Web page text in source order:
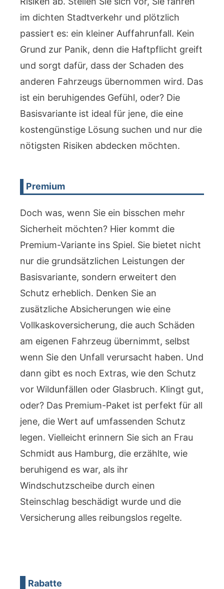
im dichten Stadtverkehr und plötzlich
passiert es: ein kleiner Auffahrunfall. Kein
Grund zur Panik, denn die Haftpflicht greift
und sorgt dafür, dass der Schaden des
anderen Fahrzeugs übernommen wird. Das
ist ein beruhigendes Gefühl, oder? Die
Basisvariante ist ideal für jene, die eine
kostengünstige Lösung suchen und nur die
nötigsten Risiken abdecken möchten.
Premium
Doch was, wenn Sie ein bisschen mehr
Sicherheit möchten? Hier kommt die
Premium-Variante ins Spiel. Sie bietet nicht
nur die grundsätzlichen Leistungen der
Basisvariante, sondern erweitert den
Schutz erheblich. Denken Sie an
zusätzliche Absicherungen wie eine
Vollkaskoversicherung, die auch Schäden
am eigenen Fahrzeug übernimmt, selbst
wenn Sie den Unfall verursacht haben. Und
dann gibt es noch Extras, wie den Schutz
vor Wildunfällen oder Glasbruch. Klingt gut,
oder? Das Premium-Paket ist perfekt für all
jene, die Wert auf umfassenden Schutz
legen. Vielleicht erinnern Sie sich an Frau
Schmidt aus Hamburg, die erzählte, wie
beruhigend es war, als ihr
Windschutzscheibe durch einen
Steinschlag beschädigt wurde und die
Versicherung alles reibungslos regelte.
Rabatte